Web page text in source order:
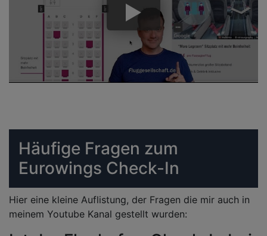
Häufige Fragen zum
Eurowings Check-In
Hier eine kleine Auflistung, der Fragen die mir auch in
meinem Youtube Kanal gestellt wurden: